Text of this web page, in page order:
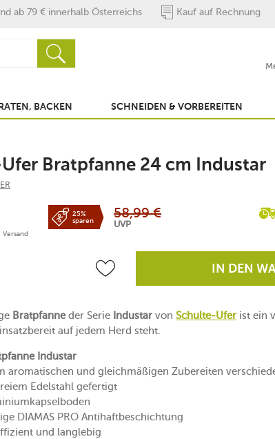
ab 79 € innerhalb Österreichs Kauf auf Rechnung
BACKEN SCHNEIDEN & VORBEREITEN
Bratpfanne 24 cm Industar
Versand
25%
sparen
58,99 €
UVP
IN DEN
Bratpfanneder Serie Industar von Schulte-Ufer ist ein
auf jedem Herd steht.
Industar
aromatischen und gleichmäßigen Zubereiten
Edelstahl gefertigt
DIAMAS PRO Antihaftbeschichtung
und langlebig